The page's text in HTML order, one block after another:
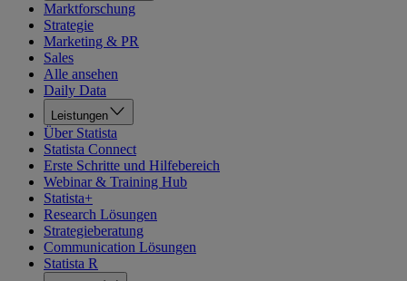
Marktforschung
Strategie
Marketing & PR
Sales
Alle ansehen
Daily Data
Leistungen
Über Statista
Statista Connect
Erste Schritte und Hilfebereich
Webinar & Training Hub
Statista+
Research Lösungen
Strategieberatung
Communication Lösungen
Statista R